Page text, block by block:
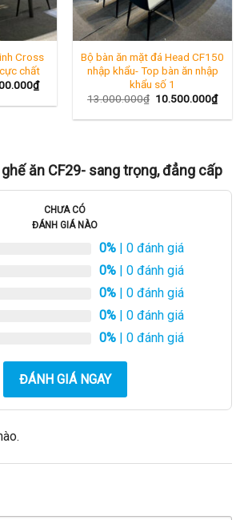
Cross
chất
₫Giá
hiện
tại
Bộ bàn ăn mặt đá Head CF150
nhập khẩu- Top bàn ăn nhập
khẩu số 1
13.000.000₫ Giá
là:
10.500.000₫Giá
hiện
tại
ăn CF29- sang trọng, đẳng cấp
CHƯA CÓ
ĐÁNH GIÁ NÀO
0% | 0 đánh giá
0% | 0 đánh giá
0% | 0 đánh giá
0% | 0 đánh giá
0% | 0 đánh giá
ĐÁNH GIÁ NGAY